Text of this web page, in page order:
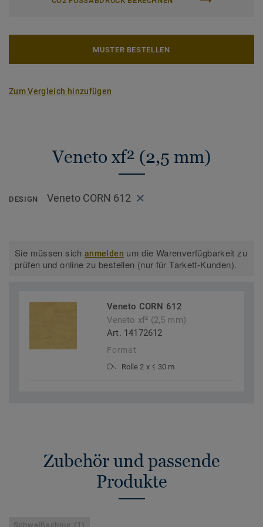
MUSTER BESTELLEN
Zum Vergleich hinzufügen
Veneto xf² (2,5 mm)
DESIGN Veneto CORN 612
Sie müssen sichanmelden um die Warenverfügbarkeit zu
prüfen und online zu bestellen (nur für Tarkett-Kunden).
Veneto CORN 612
Veneto xf² (2,5 mm)
Art. 14172612
Format
Rolle 2 x ≤ 30 m
Zubehör und passende
Produkte
Schweißschnur (1)